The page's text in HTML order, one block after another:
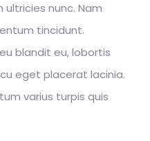
nunc. Nam
tincidunt.
blandit eu, lobortis
eget placerat lacinia.
varius turpis quis